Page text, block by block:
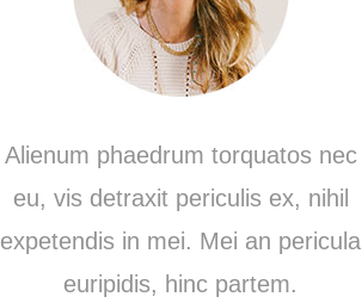
Alienum phaedrum torquatos nec
eu, vis detraxit periculis ex, nihil
expetendis in mei. Mei an pericula
euripidis, hinc partem.